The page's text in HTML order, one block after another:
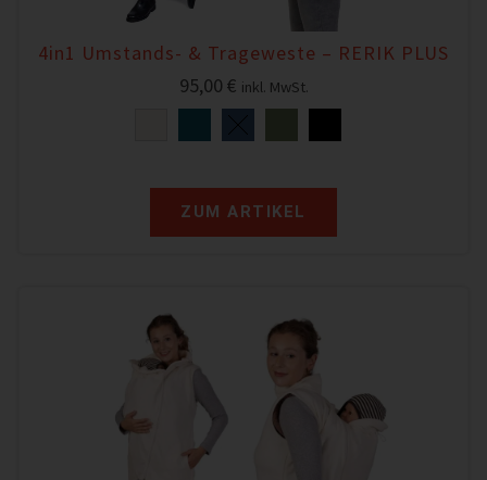
4in1 Umstands- & Trageweste – RERIK PLUS
95,00 € inkl. MwSt.
ZUM ARTIKEL